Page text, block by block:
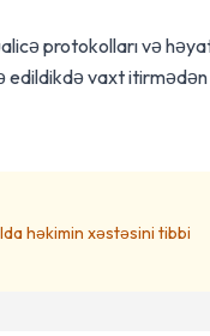
protokolları və
edildikdə vaxt
həkimin xəstəsini tibbi